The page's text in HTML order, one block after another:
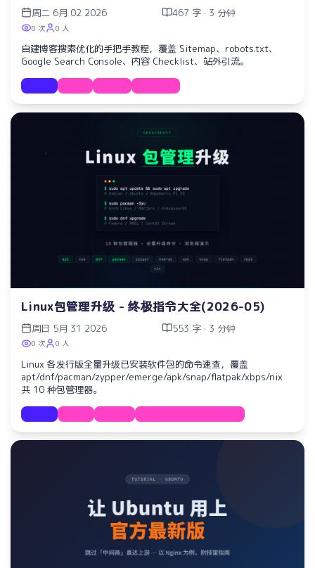
周二 6月 02 2026 467 字 · 3 分钟
0 次 0 人
自建博客搜索优化的手把手教程，覆盖 Sitemap、robots.txt、
Google Search Console、内容 Checklist、站外引流。
Linux包管理升级 - 终极指令大全(2026-05)
周日 5月 31 2026 553 字 · 3 分钟
0 次 0 人
Linux 各发行版全量升级已安装软件包的命令速查，覆盖
apt/dnf/pacman/zypper/emerge/apk/snap/flatpak/xbps/nix
共 10 种包管理器。